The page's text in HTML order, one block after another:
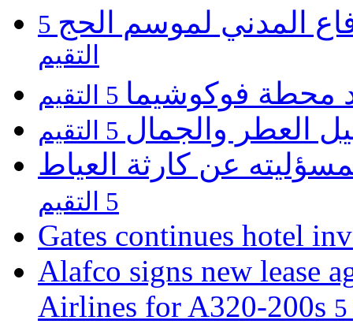
المدني لموسم الحج 5
التقيم
محطة فوكوشيما
العطر والجمال
عن كارثة العياط
5 التقيم
Gates continues hotel
Alafco signs new lease
Airlines for A320-200s